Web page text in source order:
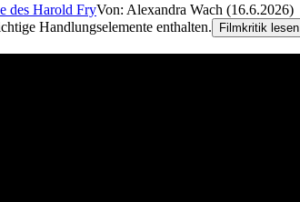
des Harold FryVon: Alexandra Wach (16.6.2026)
Handlungselemente enthalten. Filmkritik lesen